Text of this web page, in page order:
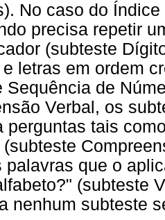
No caso do
precisa repetir
(subteste
letras em ordem
Sequência de
Verbal, os
perguntas tais
palavras que o
(subteste
nenhum subteste